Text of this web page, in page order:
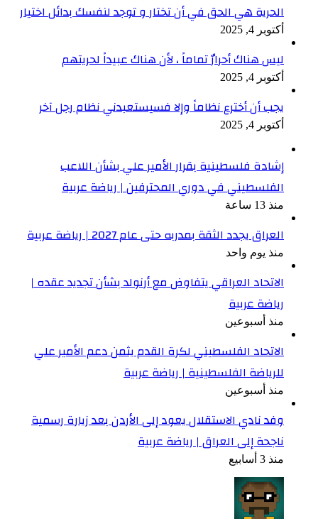
الحرية هي الحق في أن تختار و توجد لنفسك بدائل اختيار
أكتوبر 4, 2025
ليس هناك أحرارٌ تماماً ، لأن هناك عبيداً لحريتهم
أكتوبر 4, 2025
يجب أن أخترع نظاماً وإلا فسيستعبدني نظام رجل آخر
أكتوبر 4, 2025
إشادة فلسطينية بقرار الأمير علي بشأن اللاعب
الفلسطيني في دوري المحترفين | رياضة عربية
منذ 13 ساعة
العراق يجدد الثقة بمدربه حتى عام 2027 | رياضة عربية
منذ يوم واحد
الاتحاد العراقي يتفاوض مع أرنولد بشأن تجديد عقده |
رياضة عربية
منذ أسبوعين
الاتحاد الفلسطيني لكرة القدم يثمن دعم الأمير علي
للرياضة الفلسطينية | رياضة عربية
منذ أسبوعين
وفد نادي الاستقلال يعود إلى الأردن بعد زيارة رسمية
ناجحة إلى العراق | رياضة عربية
منذ 3 أسابيع